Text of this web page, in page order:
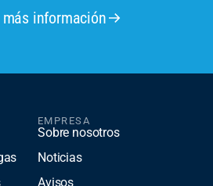
información
EMPRESA
Sobre nosotros
Noticias
Avisos